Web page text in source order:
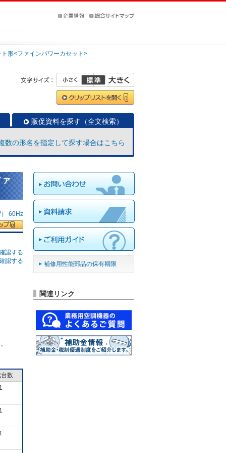
形<ファインパワーカセット>
販促資料を探す（全文検索）
数の形名を指定して探す場合はこちら
60Hz
認する
認する
数
補修用性能部品の保有期限
関連リンク